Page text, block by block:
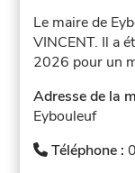
Le maire de
VINCENT. Il a
2026 pour un
Adresse de la
Eybouleuf
Téléphone :